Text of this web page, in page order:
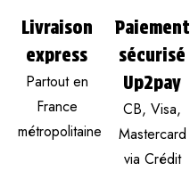
Livraison
express
Partout en
France
métropolitaine
Paiement
sécurisé
Up2pay
CB, Visa,
Mastercard
via Crédit